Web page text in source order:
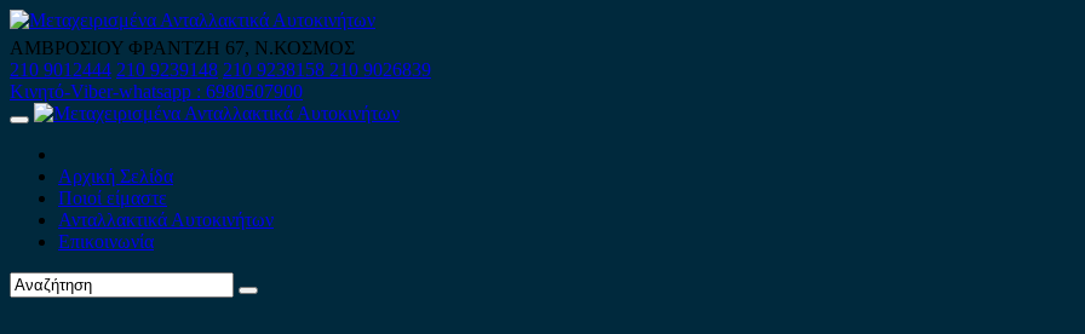
Skip
to
content
ΑΜΒΡΟΣΙΟΥ ΦΡΑΝΤΖΗ 67, Ν.ΚΟΣΜΟΣ
210 9012444 210 9239148 210 9238158 210 9026839
Κινητό-Viber-whatsapp : 6980507900
Primary
Αρχική Σελίδα
Ποιοί είμαστε
Ανταλλακτικά Αυτοκινήτων
Επικοινωνία